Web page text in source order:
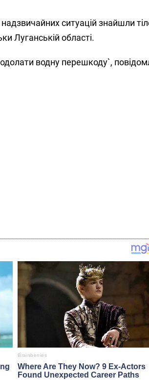
ситуацій знайшли
Луганській області.
водну перешкоду`,